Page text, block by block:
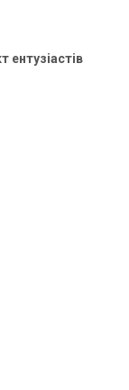
ентузіастів